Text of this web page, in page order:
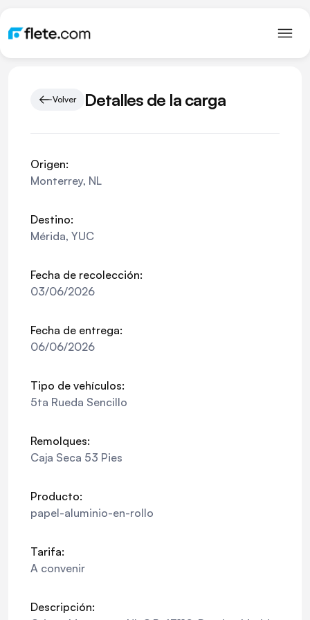
Volver Detalles de la carga
Origen:
Monterrey, NL
Destino:
Mérida, YUC
Fecha de recolección:
03/06/2026
Fecha de entrega:
06/06/2026
Tipo de vehículos:
5ta Rueda Sencillo
Remolques:
Caja Seca 53 Pies
Producto:
papel-aluminio-en-rollo
Tarifa:
A convenir
Descripción: